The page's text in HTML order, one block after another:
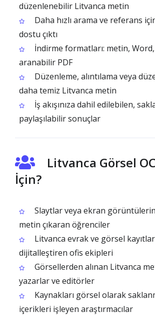
düzenlenebilir Litvanca metin
Daha hızlı arama ve referans
dostu çıktı
İndirme formatları: metin,
aranabilir PDF
Düzenleme, alıntılama veya
daha temiz Litvanca metin
İş akışınıza dahil edilebilen,
paylaşılabilir sonuçlar
Litvanca Görsel
İçin?
Slaytlar veya ekran
metin çıkaran öğrenciler
Litvanca evrak ve görsel
dijitalleştiren ofis ekipleri
Görsellerden alınan Litvanca
yazarlar ve editörler
Kaynakları görsel olarak
içerikleri işleyen araştırmacılar